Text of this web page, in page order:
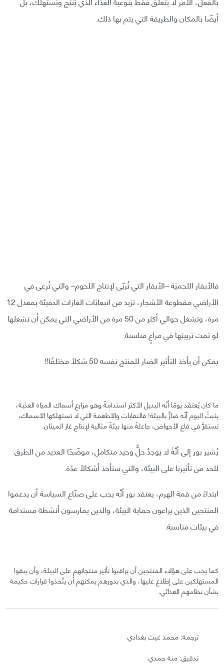
أيضًا بالمكان والطريقة التي يتم بها ذلك.
فالأبقار اللحميَة –الأبقار التي تُربّى لإنتاج اللحوم– والتي تُرعى في
الأراضي مقطوعة الأشجار، تزيد من انبعاثات الغازات الدفيئة بمعدل 12
مرة، وتشغل حوالي أكثر من 50 مرة من الأراضي التي يمكن أن تشغلها
لو تمت تربيتها في مراعٍ مناسبة.
يمكن أن يأخذ التأثير الضار للمنتج نفسه 50 شكلًا مختلفًا!!
ما كان يُعتقَد يومًا أنّه البديل الأكثر استدامةً وهو مزارع أسماك المياه العذبة،
يثبتُ اليوم أنّه ضارٌّ بالبيئة! فالنفايات والأطعمة التي لا تستهلكها الأسماك،
تستقرُّ في قاع الأحواض، جاعلةً منها بيئةً مثالية لإنتاج غاز الميثان.
يُشير بور إلى أنَّهُ لا يوجدُ حلٌّ وحيد متكامل، موضّحًا العديد من الطرق
للحد من تأثيرنا على البيئة، والتي ستأخذ أشكالًا عدّة.
ابتداءً من قمة الهرم، يعتقد بور أنَّه يجب على صنّاع السياسة أن يدعموا
المنتجين الذين يراعون حماية البيئة، والذين يمارسون أنشطة مستدامة
في بيئات مناسبة.
كما يجب على هؤلاء المنتجين أن يراقبوا تأثير منتجاتهم على البيئة، وأن يبقوا
المستهلكين على إطلاع عليها، والذي بدورهم يمكنهم أن يتّخذوا قرارات حكيمة
بشأن نظامهم الغذائي.
ترجمة: محمد غيث بغدادي
تدقيق: منة حمدي